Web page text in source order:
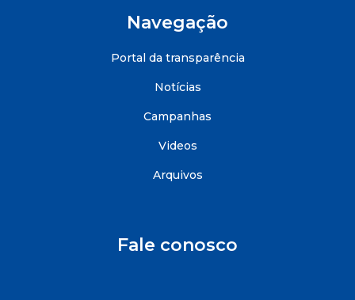
Navegação
Portal da transparência
Notícias
Campanhas
Videos
Arquivos
Fale conosco